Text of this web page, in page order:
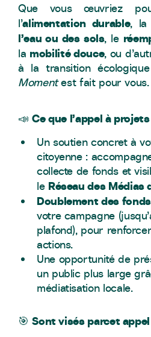
Que vous œuvriez
l’alimentation durable, la
l’eau ou des sols, le
la mobilité douce, ou
à la transition
Momentest fait pour vous.
📣Ce que l’appel à
Un soutien concret à
citoyenne :
collecte de fonds et
le Réseau des Médias
Doublement des
votre campagne
plafond), pour
actions.
Une opportunité de
un public plus large
médiatisation locale.
🎯Sont visés parcet